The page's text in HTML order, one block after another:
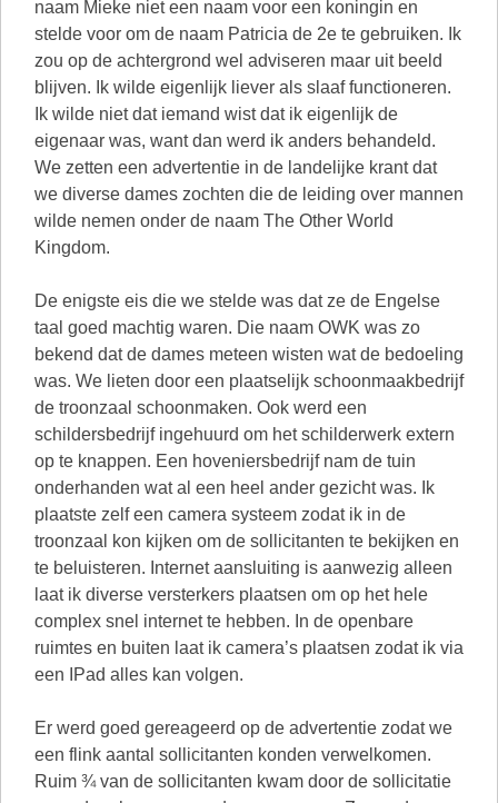
naam Mieke niet een naam voor een koningin en
stelde voor om de naam Patricia de 2e te gebruiken. Ik
zou op de achtergrond wel adviseren maar uit beeld
blijven. Ik wilde eigenlijk liever als slaaf functioneren.
Ik wilde niet dat iemand wist dat ik eigenlijk de
eigenaar was, want dan werd ik anders behandeld.
We zetten een advertentie in de landelijke krant dat
we diverse dames zochten die de leiding over mannen
wilde nemen onder de naam The Other World
Kingdom.
De enigste eis die we stelde was dat ze de Engelse
taal goed machtig waren. Die naam OWK was zo
bekend dat de dames meteen wisten wat de bedoeling
was. We lieten door een plaatselijk schoonmaakbedrijf
de troonzaal schoonmaken. Ook werd een
schildersbedrijf ingehuurd om het schilderwerk extern
op te knappen. Een hoveniersbedrijf nam de tuin
onderhanden wat al een heel ander gezicht was. Ik
plaatste zelf een camera systeem zodat ik in de
troonzaal kon kijken om de sollicitanten te bekijken en
te beluisteren. Internet aansluiting is aanwezig alleen
laat ik diverse versterkers plaatsen om op het hele
complex snel internet te hebben. In de openbare
ruimtes en buiten laat ik camera’s plaatsen zodat ik via
een IPad alles kan volgen.
Er werd goed gereageerd op de advertentie zodat we
een flink aantal sollicitanten konden verwelkomen.
Ruim ¾ van de sollicitanten kwam door de sollicitatie